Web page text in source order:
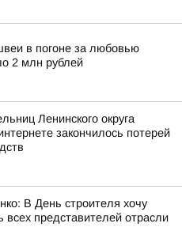
в погоне за любовью
2 млн рублей
Ленинского округа
закончилось потерей
В День строителя хочу
всех представителей отрасли